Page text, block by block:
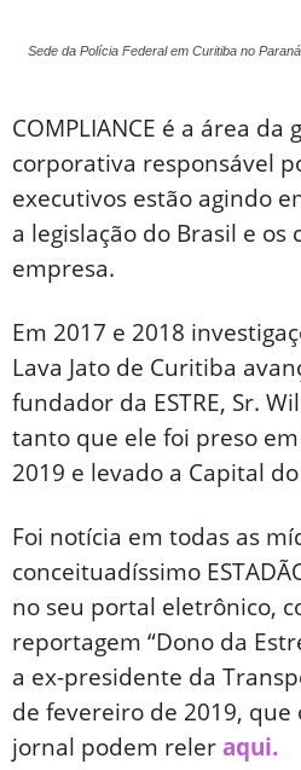
Sede da Polícia Federal em Curitiba no
COMPLIANCE é a área da
corporativa responsável
executivos estão agindo
a legislação do Brasil e os
empresa.
Em 2017 e 2018
Lava Jato de Curitiba
fundador da ESTRE, Sr.
tanto que ele foi preso
2019 e levado a Capital
Foi notícia em todas as
conceituadíssimo
no seu portal eletrônico,
reportagem “Dono da
a ex-presidente da
de fevereiro de 2019, que
jornal podem releraqui.